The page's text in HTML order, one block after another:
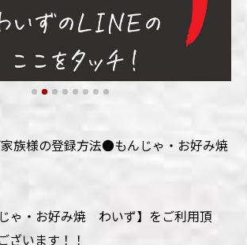
族様の登録方法●もんじゃ・お好み焼
ゃ・お好み焼 わいず】をご利用頂
ざいます！！